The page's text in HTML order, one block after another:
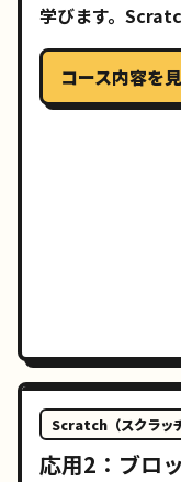
学びます。
ムやアニメーシ
を目指します。
コース内容を
Scratch（スクラッ
応用2：ブロ